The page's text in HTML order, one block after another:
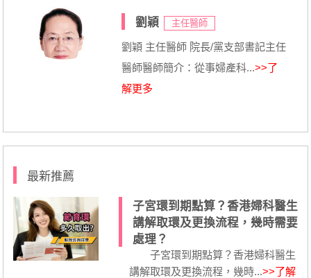
劉穎 主任醫師
劉穎 主任醫師 院長/黨支部書記主任
醫師醫師簡介：從事婦產科...>>了
解更多
最新推薦
子宮環到期點算？香港婦科醫生
講解取環及更換流程，幾時需要
處理？
子宮環到期點算？香港婦科醫生
講解取環及更換流程，幾時...>>了解